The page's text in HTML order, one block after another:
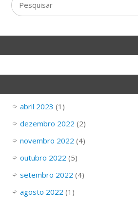
abril 2023 (1)
dezembro 2022 (2)
novembro 2022 (4)
outubro 2022 (5)
setembro 2022 (4)
agosto 2022 (1)